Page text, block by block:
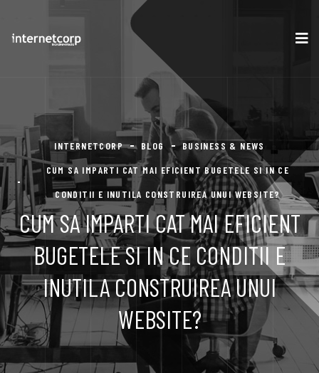
INTERNETCORP BLOG
BUSINESS & NEWS
CUM SA IMPARTI CAT MAI EFICIENT BUGETELE SI IN CE
CONDITII E INUTILA CONSTRUIREA UNUI WEBSITE?
CUM SA IMPARTI CAT MAI EFICIENT
BUGETELE SI IN CE CONDITII E
INUTILA CONSTRUIREA UNUI
WEBSITE?